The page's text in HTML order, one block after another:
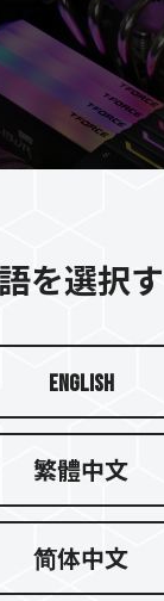
決まります。
ク（XMP 2.0を
拠しておらず、
す可能性があり
安定性が発生し
ルトに戻してく
であり、システ
ボードおよびプ
指定のオーバー
があります。
メモリモジュー
れています。マ
発生した場合は
ービスにお問い
は、マザー
であるASRock
Phantom
メモリモジュー
Gamingに
された製品です
なスタイルを
を選択
English
繁體中文
简体中文